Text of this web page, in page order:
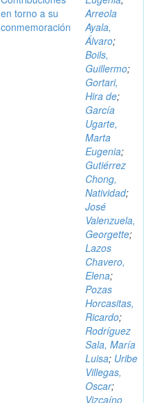
en torno a su
conmemoración
Arreola
Ayala,
Álvaro;
Boils,
Guillermo;
Gortari,
Hira de;
García
Ugarte,
Marta
Eugenia;
Gutiérrez
Chong,
Natividad;
José
Valenzuela,
Georgette;
Lazos
Chavero,
Elena;
Pozas
Horcasitas,
Ricardo;
Rodríguez
Sala, María
Luisa; Uribe
Villegas,
Oscar;
Vizcaíno